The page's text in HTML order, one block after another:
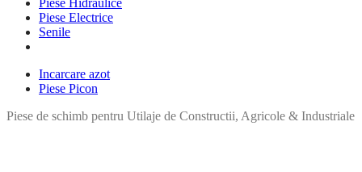
Piese Hidraulice
Piese Electrice
Senile
Incarcare azot
Piese Picon
Piese de schimb pentru Utilaje de Constructii, Agricole & Industriale